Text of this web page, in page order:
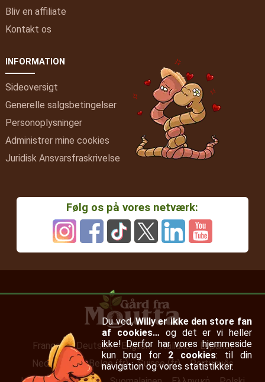
Bliv en affiliate
Kontakt os
INFORMATION
Sideoversigt
Generelle salgsbetingelser
Personoplysninger
Administrer mine cookies
Juridisk Ansvarsfraskrivelse
Følg os på vores netværk:
Français Deutsch English Italiano
Español
Nederlands
Belge (fr) Suisse (fr)
Português
Du ved,Willy er ikke den store fan
af cookies… og det er vi heller
ikke! Derfor har vores hjemmeside
kun brug for 2 cookies: til din
navigation og vores statistikker.